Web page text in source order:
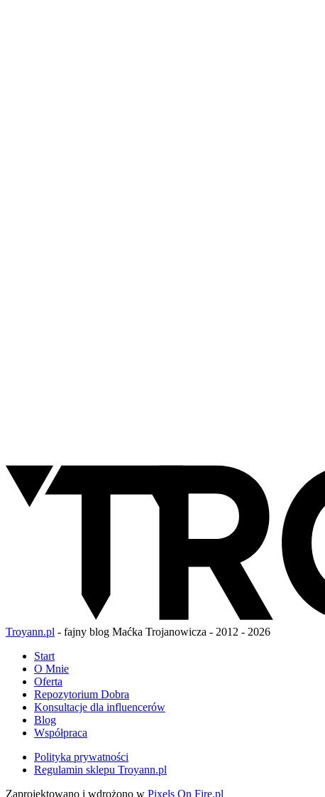
Troyann.pl - fajny blog Maćka Trojanowicza - 2012 - 2026
Start
O Mnie
Oferta
Repozytorium Dobra
Konsultacje dla influencerów
Blog
Współpraca
Polityka prywatności
Regulamin sklepu Troyann.pl
Zaprojektowano i wdrożono w Pixels On Fire.pl